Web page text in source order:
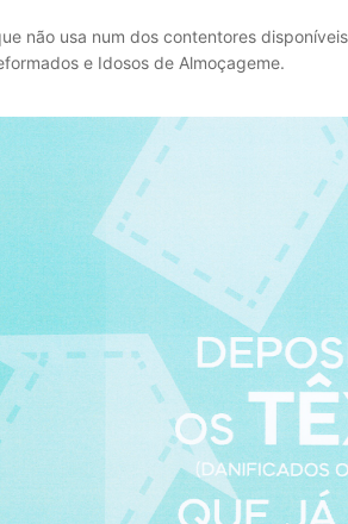
não usa num dos contentores
e Idosos de Almoçageme.